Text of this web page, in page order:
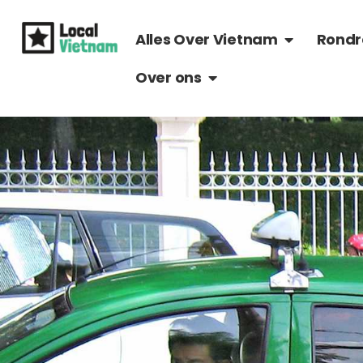
naar
Alles Over Vietnam OPEN ALLES
Over ons